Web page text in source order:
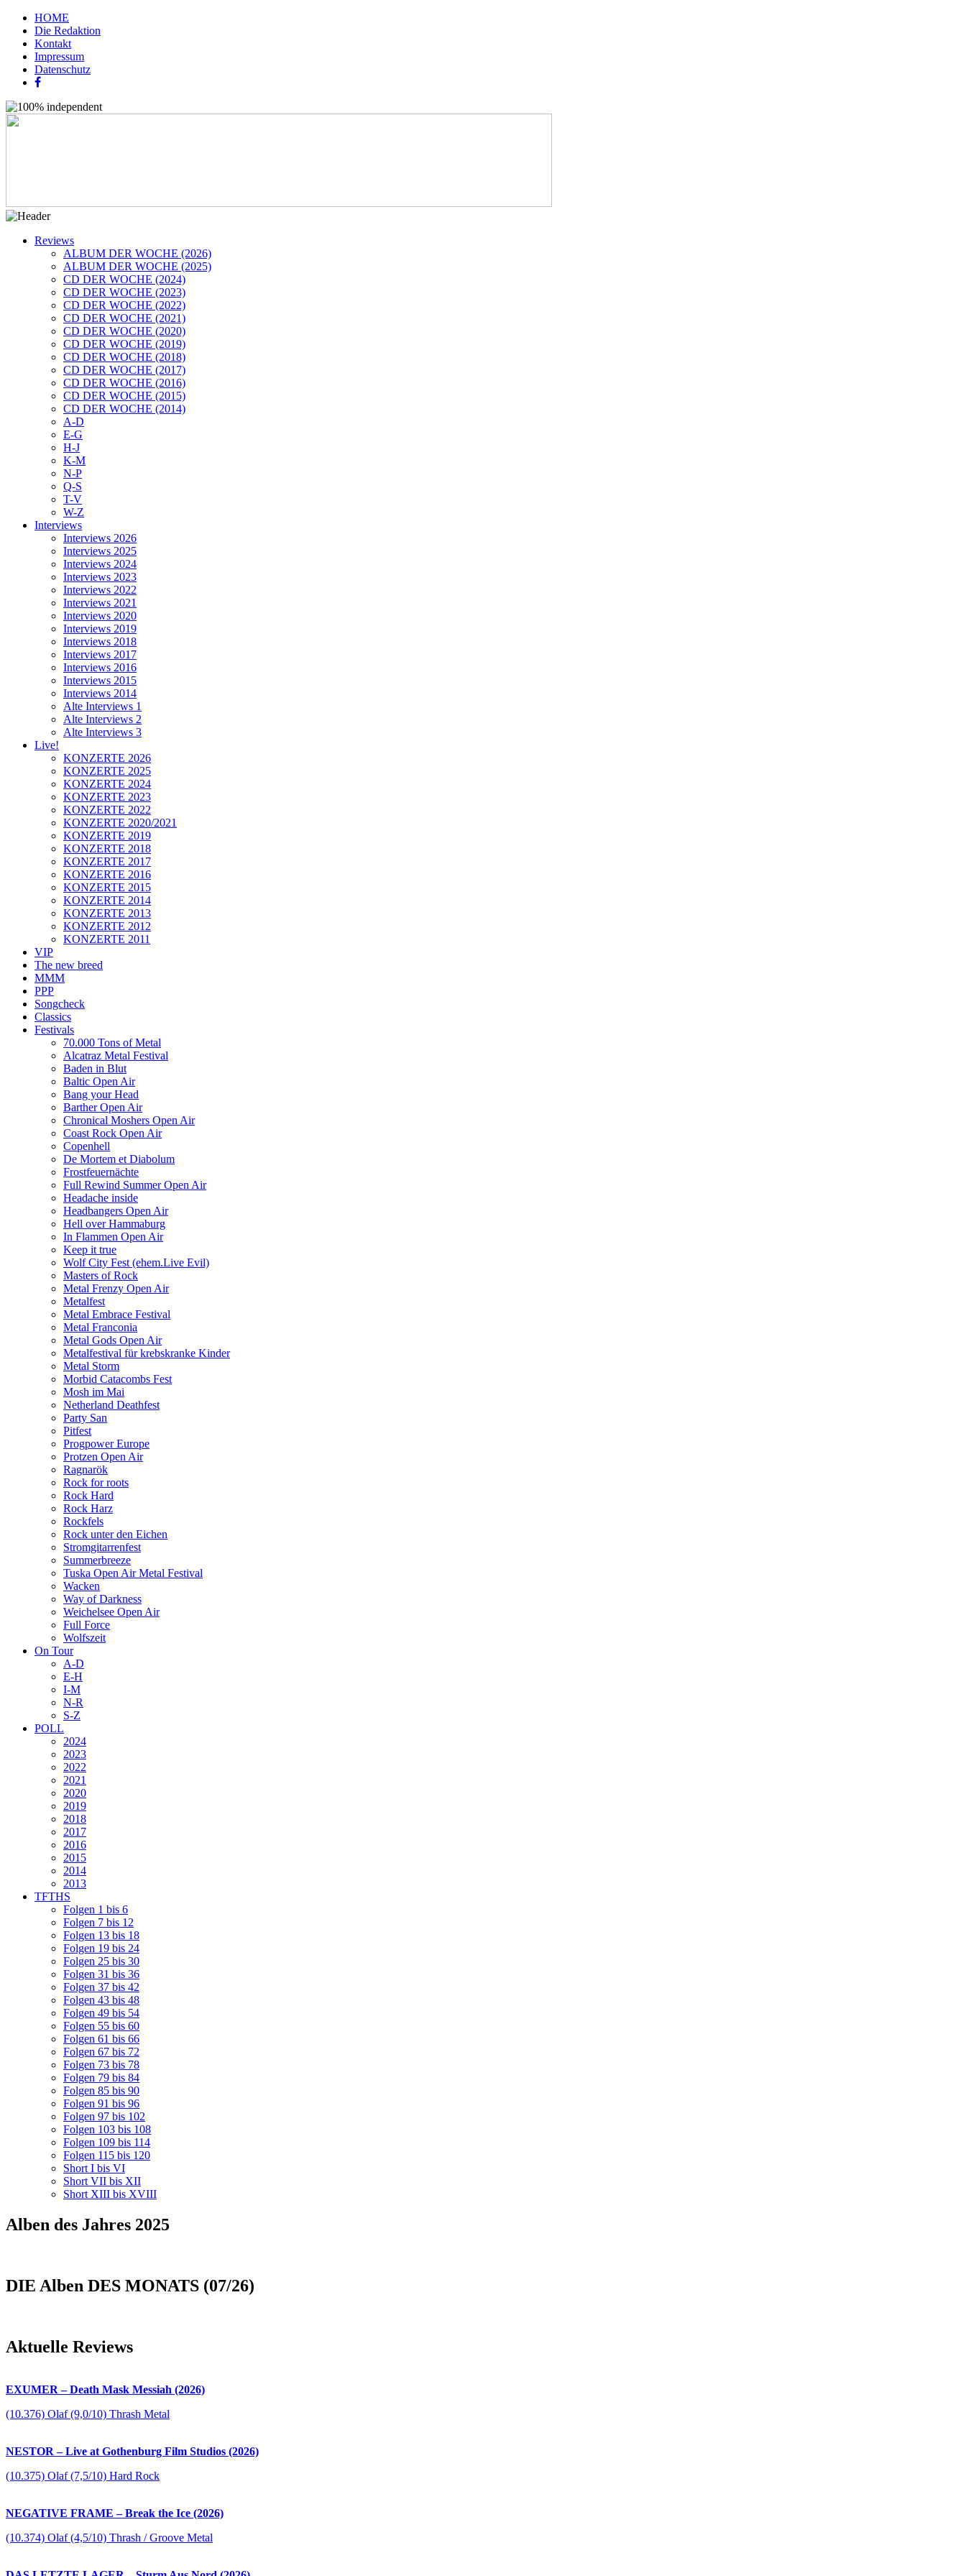
HOME
Die Redaktion
Kontakt
Impressum
Datenschutz
Reviews
ALBUM DER WOCHE (2026)
ALBUM DER WOCHE (2025)
CD DER WOCHE (2024)
CD DER WOCHE (2023)
CD DER WOCHE (2022)
CD DER WOCHE (2021)
CD DER WOCHE (2020)
CD DER WOCHE (2019)
CD DER WOCHE (2018)
CD DER WOCHE (2017)
CD DER WOCHE (2016)
CD DER WOCHE (2015)
CD DER WOCHE (2014)
A-D
E-G
H-J
K-M
N-P
Q-S
T-V
W-Z
Interviews
Interviews 2026
Interviews 2025
Interviews 2024
Interviews 2023
Interviews 2022
Interviews 2021
Interviews 2020
Interviews 2019
Interviews 2018
Interviews 2017
Interviews 2016
Interviews 2015
Interviews 2014
Alte Interviews 1
Alte Interviews 2
Alte Interviews 3
Live!
KONZERTE 2026
KONZERTE 2025
KONZERTE 2024
KONZERTE 2023
KONZERTE 2022
KONZERTE 2020/2021
KONZERTE 2019
KONZERTE 2018
KONZERTE 2017
KONZERTE 2016
KONZERTE 2015
KONZERTE 2014
KONZERTE 2013
KONZERTE 2012
KONZERTE 2011
VIP
The new breed
MMM
PPP
Songcheck
Classics
Festivals
70.000 Tons of Metal
Alcatraz Metal Festival
Baden in Blut
Baltic Open Air
Bang your Head
Barther Open Air
Chronical Moshers Open Air
Coast Rock Open Air
Copenhell
De Mortem et Diabolum
Frostfeuernächte
Full Rewind Summer Open Air
Headache inside
Headbangers Open Air
Hell over Hammaburg
In Flammen Open Air
Keep it true
Wolf City Fest (ehem.Live Evil)
Masters of Rock
Metal Frenzy Open Air
Metalfest
Metal Embrace Festival
Metal Franconia
Metal Gods Open Air
Metalfestival für krebskranke Kinder
Metal Storm
Morbid Catacombs Fest
Mosh im Mai
Netherland Deathfest
Party San
Pitfest
Progpower Europe
Protzen Open Air
Ragnarök
Rock for roots
Rock Hard
Rock Harz
Rockfels
Rock unter den Eichen
Stromgitarrenfest
Summerbreeze
Tuska Open Air Metal Festival
Wacken
Way of Darkness
Weichelsee Open Air
Full Force
Wolfszeit
On Tour
A-D
E-H
I-M
N-R
S-Z
POLL
2024
2023
2022
2021
2020
2019
2018
2017
2016
2015
2014
2013
TFTHS
Folgen 1 bis 6
Folgen 7 bis 12
Folgen 13 bis 18
Folgen 19 bis 24
Folgen 25 bis 30
Folgen 31 bis 36
Folgen 37 bis 42
Folgen 43 bis 48
Folgen 49 bis 54
Folgen 55 bis 60
Folgen 61 bis 66
Folgen 67 bis 72
Folgen 73 bis 78
Folgen 79 bis 84
Folgen 85 bis 90
Folgen 91 bis 96
Folgen 97 bis 102
Folgen 103 bis 108
Folgen 109 bis 114
Folgen 115 bis 120
Short I bis VI
Short VII bis XII
Short XIII bis XVIII
Alben des Jahres 2025
DIE Alben DES MONATS (07/26)
Aktuelle Reviews
EXUMER – Death Mask Messiah (2026)
(10.376) Olaf (9,0/10) Thrash Metal
NESTOR – Live at Gothenburg Film Studios (2026)
(10.375) Olaf (7,5/10) Hard Rock
NEGATIVE FRAME – Break the Ice (2026)
(10.374) Olaf (4,5/10) Thrash / Groove Metal